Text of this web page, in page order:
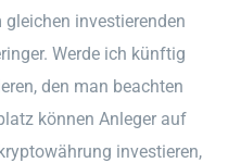
investierenden
Werde ich künftig
den man beachten
können Anleger auf
investieren,